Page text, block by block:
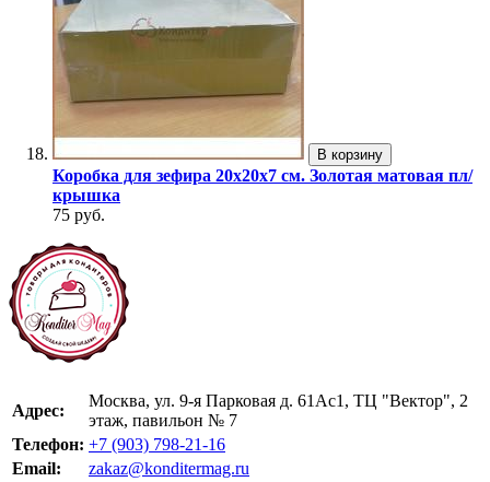
В корзину
Коробка для зефира 20х20х7 см. Золотая матовая пл/
крышка
75 руб.
Адрес:
Москва, ул. 9-я Парковая д. 61Ас1, ТЦ "Вектор", 2
этаж, павильон № 7
Телефон: +7 (903) 798-21-16
Email:
zakaz@konditermag.ru